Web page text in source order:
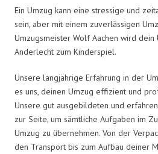
Ein Umzug kann eine stressige und
sein, aber mit einem zuverlässigen
Umzugsmeister Wolf Aachen wird dein
Anderlecht zum Kinderspiel.
Unsere langjährige Erfahrung in der
es uns, deinen Umzug effizient und
Unsere gut ausgebildeten und
zur Seite, um sämtliche Aufgaben im
Umzug zu übernehmen. Von der
den Transport bis zum Aufbau deiner